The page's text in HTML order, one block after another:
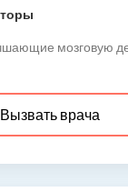
мозговую
Вызвать врача